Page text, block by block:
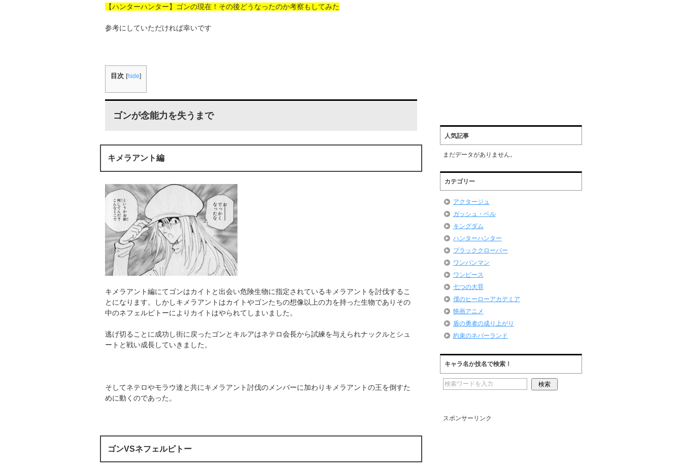
【ハンターハンター】ゴンの現在！その後どうなったのか考察もしてみた
参考にしていただければ幸いです
目次 [hide]
ゴンが念能力を失うまで
キメラアント編
キメラアント編にてゴンはカイトと出会い危険生物に指定されているキメラアントを討伐するこ
とになります。しかしキメラアントはカイトやゴンたちの想像以上の力を持った生物でありその
中のネフェルピトーによりカイトはやられてしまいました。
逃げ切ることに成功し街に戻ったゴンとキルアはネテロ会長から試練を与えられナックルとシュ
ートと戦い成長していきました。
そしてネテロやモラウ達と共にキメラアント討伐のメンバーに加わりキメラアントの王を倒すた
めに動くのであった。
ゴンVSネフェルピトー
人気記事
まだデータがありません。
カテゴリー
アクタージュ
ガッシュ・ベル
キングダム
ハンターハンター
ブラッククローバー
ワンパンマン
ワンピース
七つの大罪
僕のヒーローアカデミア
映画アニメ
盾の勇者の成り上がり
約束のネバーランド
キャラ名か技名で検索！
スポンサーリンク